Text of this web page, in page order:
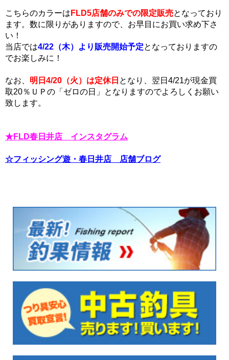
こちらのカラーは FLD5店舗のみでの限定販売となっており
ます。数に限りがありますので、お早目にお買い求め下さ
い！
当店では4/22（木）より販売開始予定となっておりますの
でお楽しみに！
なお、 明日4/20（火）は定休日 となり、翌日4/21が現金買
取20％ＵＰの「ゼロの日」となりますのでよろしくお願い
致します。
★FLD春日井店 インスタグラム
☆フィッシング遊・春日井店 店舗ブログ